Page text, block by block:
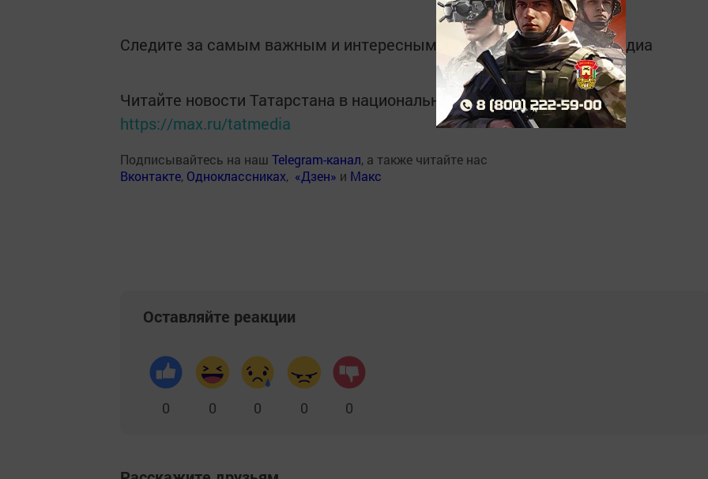
Следите за самым важным и интересным в Telegram-каналеТатмедиа
Читайте новости Татарстана в национальном мессенджере MАХ:
https://max.ru/tatmedia
Подписывайтесь на наш Telegram-канал, а также читайте нас
Вконтакте, Одноклассниках, «Дзен» и Макс
Оставляйте реакции
0 0 0 0 0